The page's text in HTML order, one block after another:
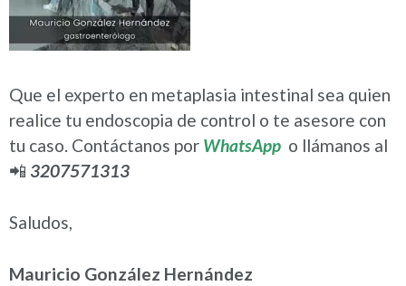
Que el experto en metaplasia intestinal sea quien
realice tu endoscopia de control o te asesore con
tu caso. Contáctanos por WhatsApp o llámanos al
📲 3207571313
Saludos,
Mauricio González Hernández